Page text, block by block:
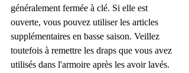
généralement fermée à clé. Si elle est
ouverte, vous pouvez utiliser les articles
supplémentaires en basse saison. Veillez
toutefois à remettre les draps que vous avez
utilisés dans l'armoire après les avoir lavés.